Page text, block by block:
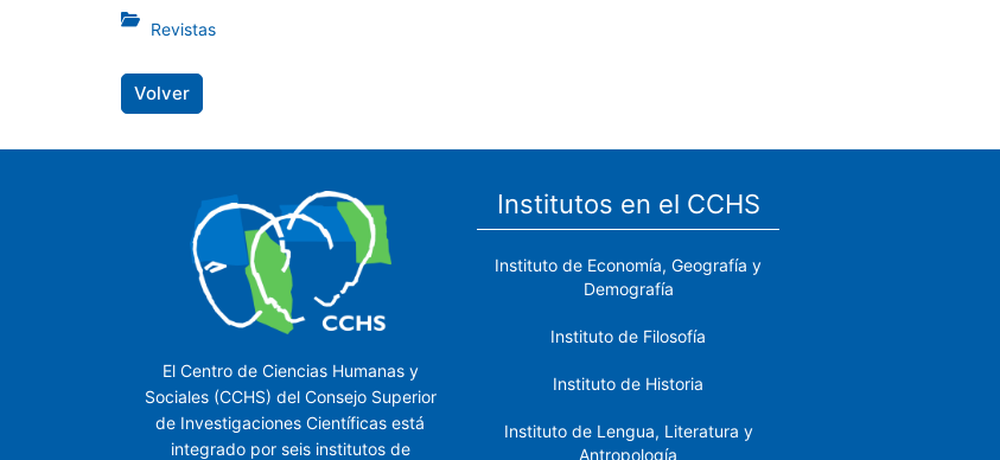
Revistas
Volver
El Centro de Ciencias Humanas y
Sociales (CCHS) del Consejo Superior
de Investigaciones Científicas está
integrado por seis institutos de
Institutos en el CCHS
Instituto de Economía, Geografía y
Demografía
Instituto de Filosofía
Instituto de Historia
Instituto de Lengua, Literatura y
Antropología